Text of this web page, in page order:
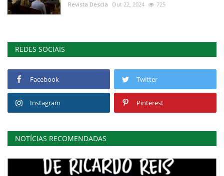
Revista Descla Out 22, 2024 725
REDES SOCIAIS
Facebook Twitter
Instagram Pinterest
NOTÍCIAS RECOMENDADAS